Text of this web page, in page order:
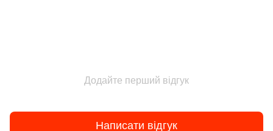
Додайте перший відгук
Написати відгук